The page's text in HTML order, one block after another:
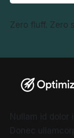
Zero fluff. Zero